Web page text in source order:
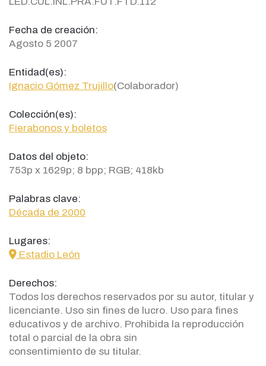
Fecha de creación:
Agosto 5 2007
Entidad(es):
Ignacio Gómez Trujillo(Colaborador)
Colección(es):
Fierabonos y boletos
Datos del objeto:
753p x 1629p; 8 bpp; RGB; 418kb
Palabras clave:
Década de 2000
Lugares:
icon
Estadio León
Derechos:
Todos los derechos reservados por su autor, titular y
licenciante. Uso sin fines de lucro. Uso para fines
educativos y de archivo. Prohibida la reproducción
total o parcial de la obra sin
consentimiento de su titular.